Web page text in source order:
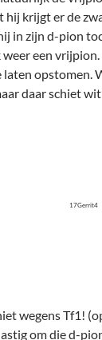
die d-pion
zijn